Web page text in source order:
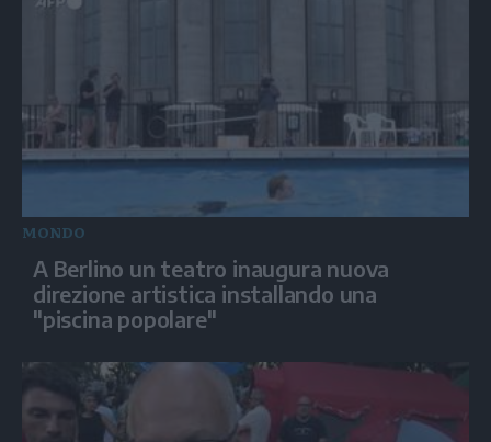
MONDO
A Berlino un teatro inaugura nuova
direzione artistica installando una
"piscina popolare"